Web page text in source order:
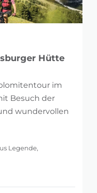
Hütte
im
Besuch der
wundervollen
Legende,